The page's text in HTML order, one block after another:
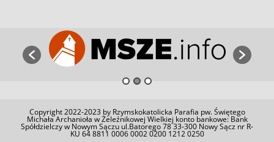
Copyright 2022-2023 by Rzymskokatolicka Parafia pw. Świętego
Michała Archanioła w Żeleźnikowej Wielkiej konto bankowe: Bank
Spółdzielczy w Nowym Sączu ul.Batorego 78 33-300 Nowy Sącz nr R-
KU 64 8811 0006 0002 0200 1212 0250